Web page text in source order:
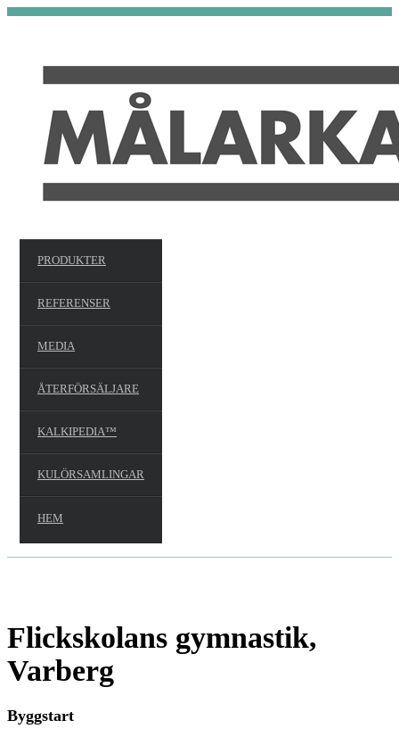
PRODUKTER
REFERENSER
MEDIA
ÅTERFÖRSÄLJARE
KALKIPEDIA™
KULÖRSAMLINGAR
HEM
Flickskolans gymnastik,
Varberg
Byggstart